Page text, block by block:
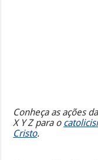
Conheça as ações
X Y Z para o
Cristo.